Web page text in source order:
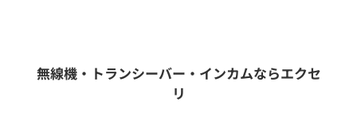
フリーワード入力(製品名等)
無線機・トランシーバー・インカムならエクセ
リ